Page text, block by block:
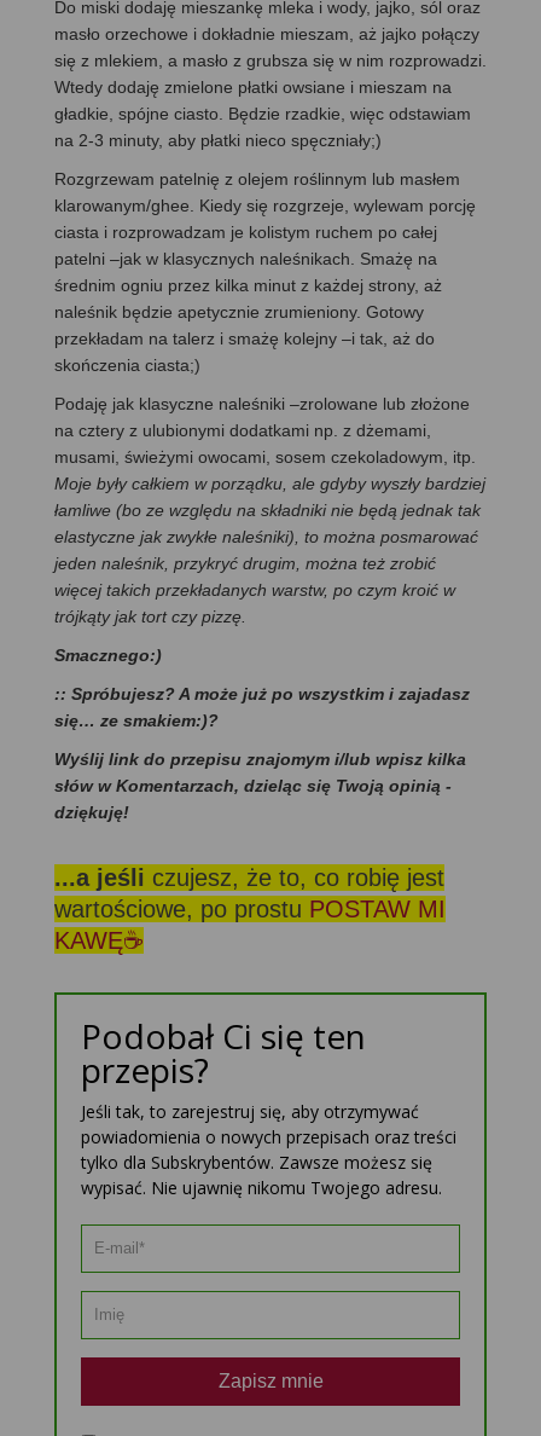
Do miski dodaję mieszankę mleka i wody, jajko, sól oraz
masło orzechowe i dokładnie mieszam, aż jajko połączy
się z mlekiem, a masło z grubsza się w nim rozprowadzi.
Wtedy dodaję zmielone płatki owsiane i mieszam na
gładkie, spójne ciasto. Będzie rzadkie, więc odstawiam
na 2-3 minuty, aby płatki nieco spęczniały;)
Rozgrzewam patelnię z olejem roślinnym lub masłem
klarowanym/ghee. Kiedy się rozgrzeje, wylewam porcję
ciasta i rozprowadzam je kolistym ruchem po całej
patelni –jak w klasycznych naleśnikach. Smażę na
średnim ogniu przez kilka minut z każdej strony, aż
naleśnik będzie apetycznie zrumieniony. Gotowy
przekładam na talerz i smażę kolejny –i tak, aż do
skończenia ciasta;)
Podaję jak klasyczne naleśniki –zrolowane lub złożone
na cztery z ulubionymi dodatkami np. z dżemami,
musami, świeżymi owocami, sosem czekoladowym, itp.
Moje były całkiem w porządku, ale gdyby wyszły bardziej
łamliwe (bo ze względu na składniki nie będą jednak tak
elastyczne jak zwykłe naleśniki), to można posmarować
jeden naleśnik, przykryć drugim, można też zrobić
więcej takich przekładanych warstw, po czym kroić w
trójkąty jak tort czy pizzę.
Smacznego:)
:: Spróbujesz? A może już po wszystkim i zajadasz
się… ze smakiem:)?
Wyślij link do przepisu znajomym i/lub wpisz kilka
słów w Komentarzach, dzieląc się Twoją opinią -
dziękuję!
...a jeśli czujesz, że to, co robię jest
wartościowe, po prostu POSTAW MI
KAWĘ☕
Podobał Ci się ten
przepis?
Jeśli tak, to zarejestruj się, aby otrzymywać
powiadomienia o nowych przepisach oraz treści
tylko dla Subskrybentów. Zawsze możesz się
wypisać. Nie ujawnię nikomu Twojego adresu.
Zapisz mnie